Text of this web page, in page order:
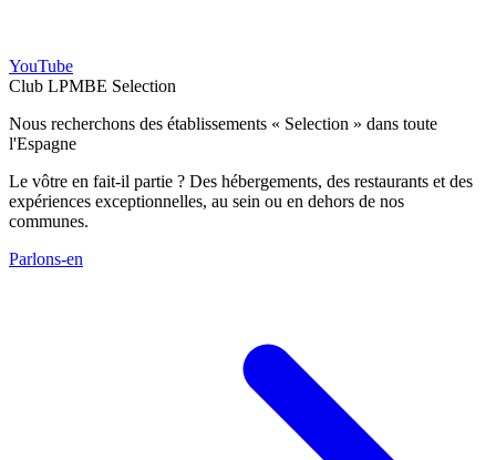
YouTube
Club LPMBE Selection
Nous recherchons des établissements « Selection » dans toute
l'Espagne
Le vôtre en fait-il partie ? Des hébergements, des restaurants et des
expériences exceptionnelles, au sein ou en dehors de nos
communes.
Parlons-en